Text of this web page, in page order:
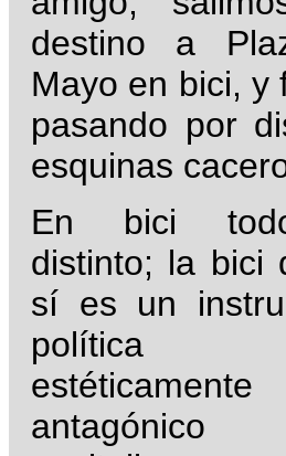
destino a
Mayo en bici, y
pasando por
esquinas
En bici
distinto; la bici
sí es un
estéticamente